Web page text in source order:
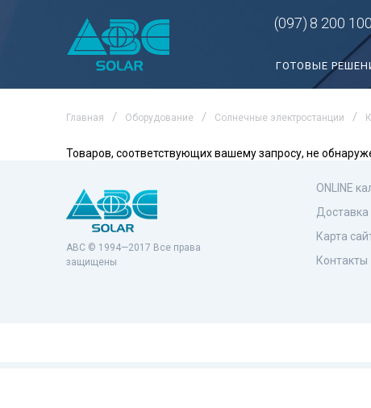
(097) 8 200 100
ГОТОВЫЕ
Главная Оборудование Солнечные электростанции
Товаров, соответствующих вашему запросу, не
ABC © 1994—2017 Все права
защищены
ONLINE
Доставка
Карта
Контакты